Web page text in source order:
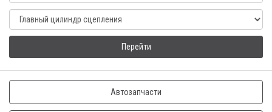
Перейти
Автозапчасти